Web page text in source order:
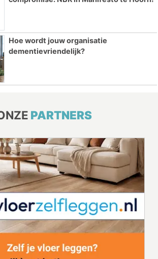
Hoe wordt jouw organisatie
dementievriendelijk?
PARTNERS